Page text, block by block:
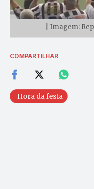
| Imagem:
COMPARTILHAR
Hora da festa